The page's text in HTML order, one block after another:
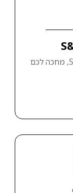
המדריך המלא לאיך להשקיע ב- S&P 500, מחכה לכם